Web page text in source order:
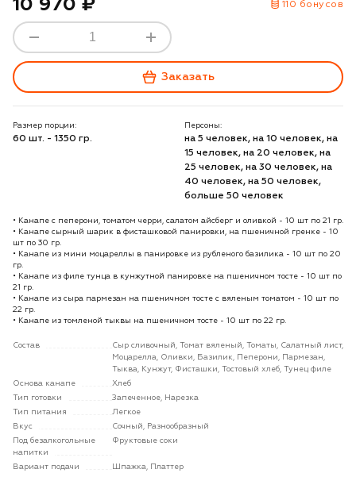
110 бонусов
Заказать
Размер порции:
60 шт. - 1350 гр.
Персоны:
на 5 человек, на 10 человек, на
15 человек, на 20 человек, на
25 человек, на 30 человек, на
40 человек, на 50 человек,
больше 50 человек
• Канапе с пеперони, томатом черри, салатом айсберг и оливкой - 10 шт по 21 гр.
• Канапе сырный шарик в фисташковой панировки, на пшеничной гренке - 10
шт по 30 гр.
• Канапе из мини моцареллы в панировке из рубленого базилика - 10 шт по 20
гр.
• Канапе из филе тунца в кунжутной панировке на пшеничном тосте - 10 шт по
21 гр.
• Канапе из сыра пармезан на пшеничном тосте с вяленым томатом - 10 шт по
22 гр.
• Канапе из томленой тыквы на пшеничном тосте - 10 шт по 22 гр.
Состав
Сыр сливочный, Томат вяленый, Томаты, Салатный лист,
Моцарелла, Оливки, Базилик, Пеперони, Пармезан,
Тыква, Кунжут, Фисташки, Тостовый хлеб, Тунец филе
Основа канапе
Хлеб
Тип готовки
Запеченное, Нарезка
Тип питания
Легкое
Вкус
Сочный, Разнообразный
Под безалкогольные
напитки
Фруктовые соки
Вариант подачи
Шпажка, Платтер